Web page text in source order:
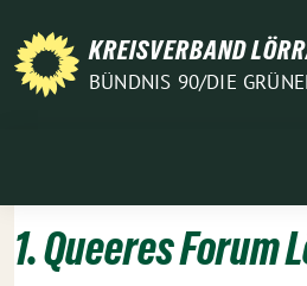
zum
Inhalt
KREISVERBAND
BÜNDNIS 90/DIE
1. Queeres Forum